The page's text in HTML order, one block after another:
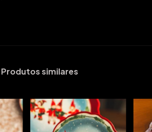
Produtos similares